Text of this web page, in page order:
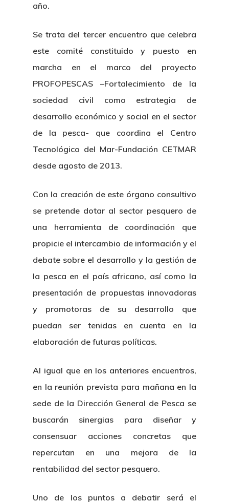
año.
Se trata del tercer encuentro que celebra
este comité constituido y puesto en
marcha en el marco del proyecto
PROFOPESCAS –Fortalecimiento de la
sociedad civil como estrategia de
desarrollo económico y social en el sector
de la pesca- que coordina el Centro
Tecnológico del Mar-Fundación CETMAR
desde agosto de 2013.
Con la creación de este órgano consultivo
se pretende dotar al sector pesquero de
una herramienta de coordinación que
propicie el intercambio de información y el
debate sobre el desarrollo y la gestión de
la pesca en el país africano, así como la
presentación de propuestas innovadoras
y promotoras de su desarrollo que
puedan ser tenidas en cuenta en la
elaboración de futuras políticas.
Al igual que en los anteriores encuentros,
en la reunión prevista para mañana en la
sede de la Dirección General de Pesca se
buscarán sinergias para diseñar y
consensuar acciones concretas que
repercutan en una mejora de la
rentabilidad del sector pesquero.
Uno de los puntos a debatir será el